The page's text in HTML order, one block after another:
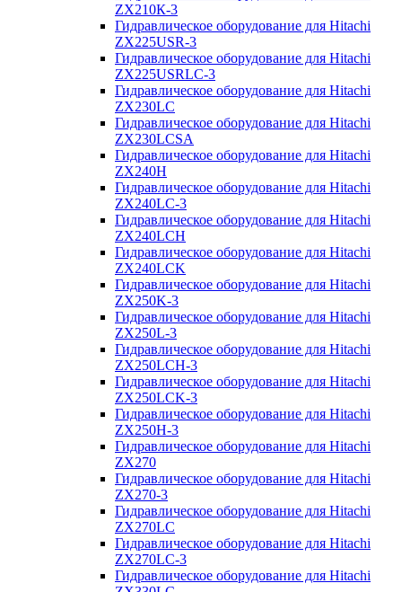
ZX210К-3
Гидравлическое оборудование для Hitachi
ZX225USR-3
Гидравлическое оборудование для Hitachi
ZX225USRLC-3
Гидравлическое оборудование для Hitachi
ZX230LC
Гидравлическое оборудование для Hitachi
ZX230LCSA
Гидравлическое оборудование для Hitachi
ZX240H
Гидравлическое оборудование для Hitachi
ZX240LC-3
Гидравлическое оборудование для Hitachi
ZX240LCH
Гидравлическое оборудование для Hitachi
ZX240LCK
Гидравлическое оборудование для Hitachi
ZX250K-3
Гидравлическое оборудование для Hitachi
ZX250L-3
Гидравлическое оборудование для Hitachi
ZX250LCH-3
Гидравлическое оборудование для Hitachi
ZX250LCK-3
Гидравлическое оборудование для Hitachi
ZX250Н-3
Гидравлическое оборудование для Hitachi
ZX270
Гидравлическое оборудование для Hitachi
ZX270-3
Гидравлическое оборудование для Hitachi
ZX270LC
Гидравлическое оборудование для Hitachi
ZX270LC-3
Гидравлическое оборудование для Hitachi